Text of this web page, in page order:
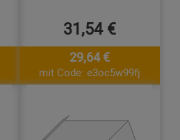
31,54 €
29,64 €
mit Code: e3oc5w99fj